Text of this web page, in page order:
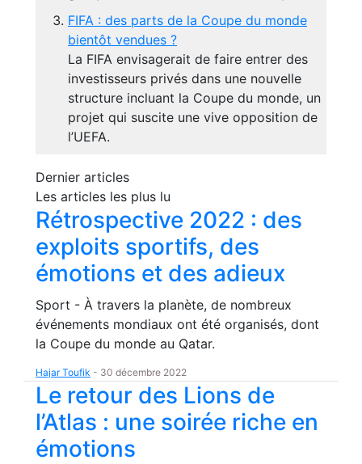
FIFA : des parts de la Coupe du monde
bientôt vendues ?
La FIFA envisagerait de faire entrer des
investisseurs privés dans une nouvelle
structure incluant la Coupe du monde, un
projet qui suscite une vive opposition de
l’UEFA.
Dernier articles
Les articles les plus lu
Rétrospective 2022 : des
exploits sportifs, des
émotions et des adieux
Sport - À travers la planète, de nombreux
événements mondiaux ont été organisés, dont
la Coupe du monde au Qatar.
Hajar Toufik - 30 décembre 2022
Le retour des Lions de
l’Atlas : une soirée riche en
émotions